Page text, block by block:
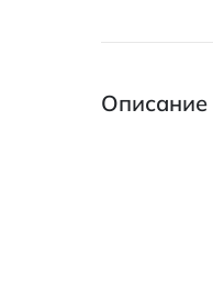
Описание